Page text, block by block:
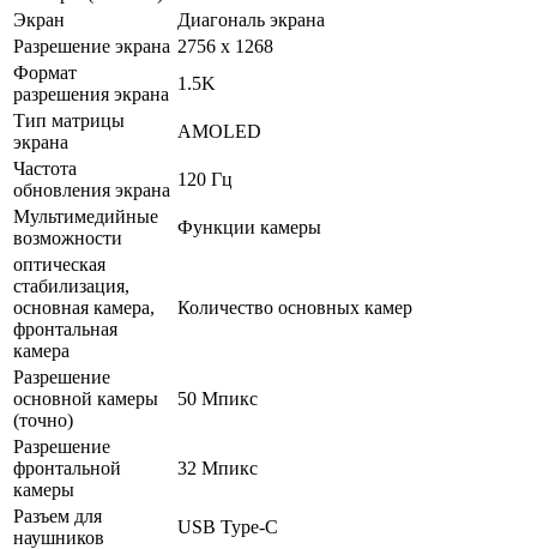
Экран
Диагональ экрана
Разрешение экрана 2756 x 1268
Формат
разрешения экрана
1.5K
Тип матрицы
экрана
AMOLED
Частота
обновления экрана
120 Гц
Мультимедийные
возможности
Функции камеры
оптическая
стабилизация,
основная камера,
фронтальная
камера
Количество основных камер
Разрешение
основной камеры
(точно)
50 Мпикс
Разрешение
фронтальной
камеры
32 Мпикс
Разъем для
наушников
USB Type-C